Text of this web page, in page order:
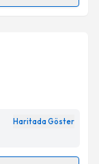
talebi
için bir
Haritada Göster